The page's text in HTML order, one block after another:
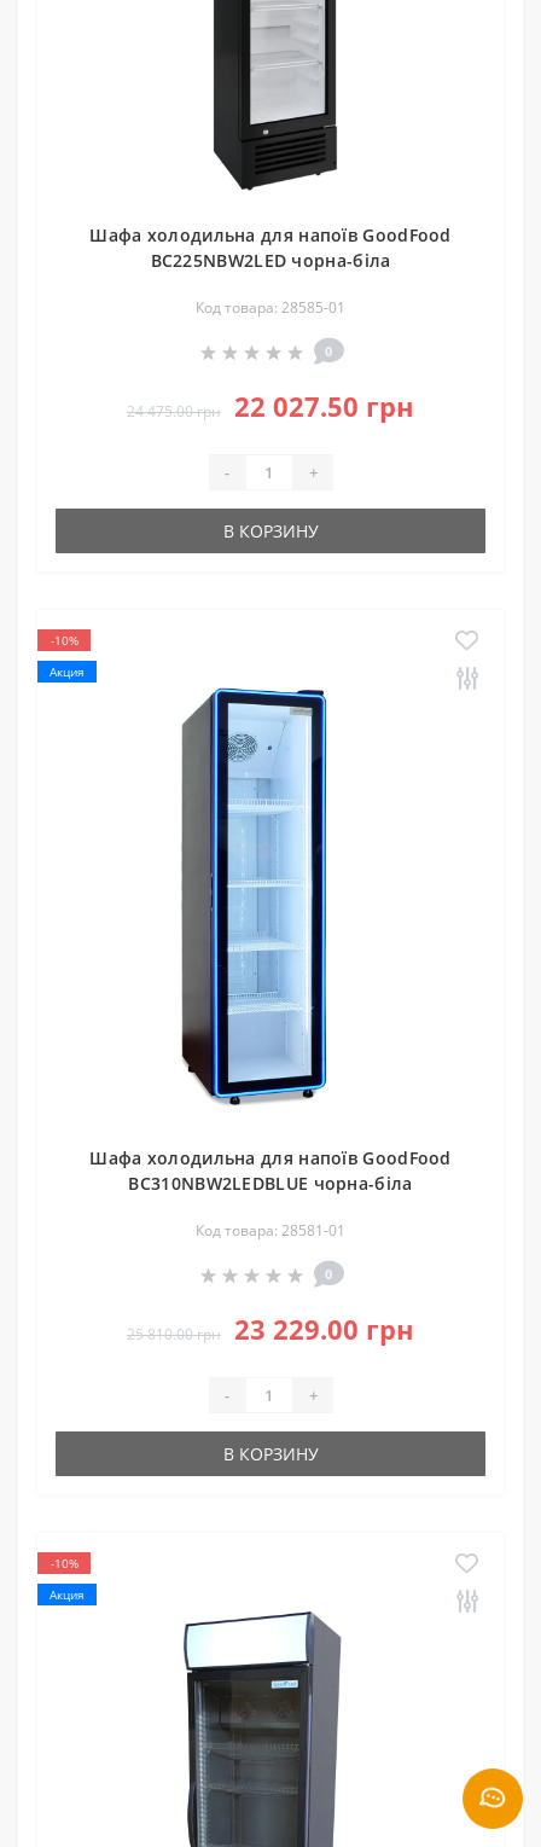
Шафа холодильна для напоїв GoodFood
BC225NBW2LED чорна-біла
Код товара: 28585-01
0
24 475.00 грн 22 027.50 грн
- +
В КОРЗИНУ
-10%
Акция
Шафа холодильна для напоїв GoodFood
BC310NBW2LEDBLUE чорна-біла
Код товара: 28581-01
0
25 810.00 грн 23 229.00 грн
- +
В КОРЗИНУ
-10%
Акция